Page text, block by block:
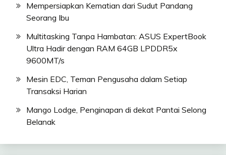
Mempersiapkan Kematian dari Sudut Pandang
Seorang Ibu
Multitasking Tanpa Hambatan: ASUS ExpertBook
Ultra Hadir dengan RAM 64GB LPDDR5x
9600MT/s
Mesin EDC, Teman Pengusaha dalam Setiap
Transaksi Harian
Mango Lodge, Penginapan di dekat Pantai Selong
Belanak